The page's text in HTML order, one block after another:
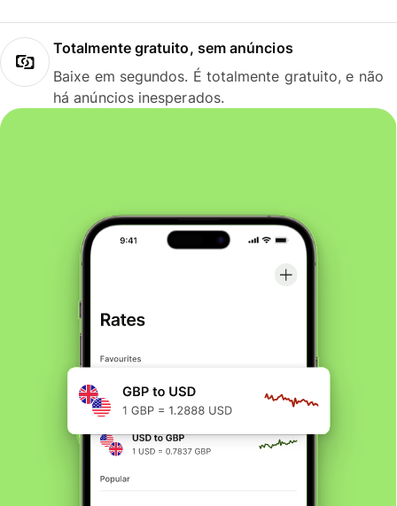
Totalmente gratuito, sem anúncios
Baixe em segundos. É totalmente gratuito, e não
há anúncios inesperados.